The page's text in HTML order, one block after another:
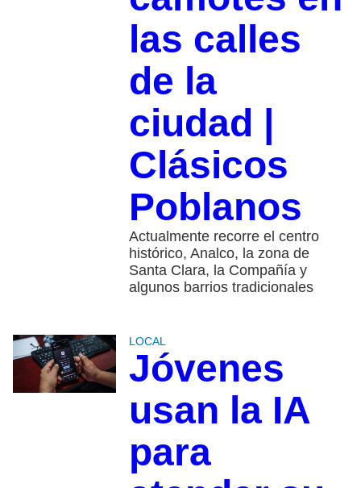
las calles
de la
ciudad |
Clásicos
Poblanos
Actualmente recorre el centro
histórico, Analco, la zona de
Santa Clara, la Compañía y
algunos barrios tradicionales
LOCAL
Jóvenes
usan la IA
para